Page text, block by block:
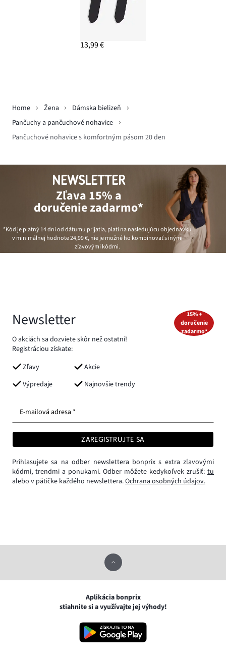
13,99 €
Home Žena
Dámska bielizeň
Pančuchy a pančuchové nohavice
Pančuchové nohavice s komfortným pásom 20 den
NEWSLETTER
Zľava 15% a
doručenie zadarmo*
*Kód je platný 14 dní od dátumu prijatia, platí na nasledujúcu objednávku
v minimálnej hodnote24,99 €, nie je možné ho kombinovať s inými
zľavovými kódmi.
Newsletter
O akciách sa dozviete skôr než ostatní!
Registráciou získate:
Zľavy
Akcie
Výpredaje
Najnovšie trendy
15% +
doručenie
zadarmo*
E-mailová adresa *
ZAREGISTRUJTE SA
Prihlasujete sa na odber newslettera bonprix s extra zľavovými
kódmi, trendmi a ponukami. Odber môžete kedykoľvek zrušiť: tu
alebo v pätičke každého newslettera.Ochrana osobných údajov.
Aplikácia bonprix
stiahnite si a využívajte jej výhody!